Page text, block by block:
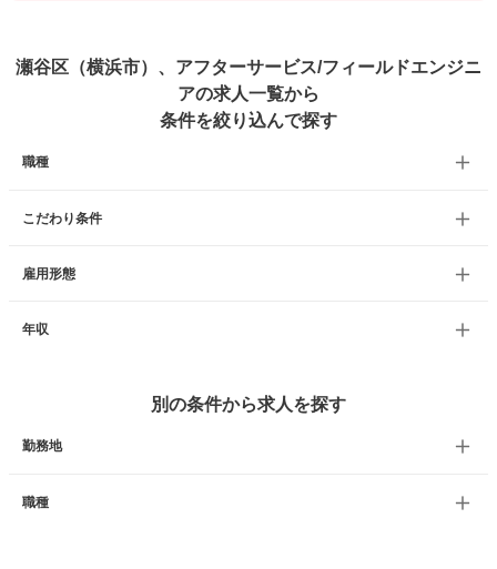
瀬谷区（横浜市）、アフターサービス/フィールドエンジニ
アの求人一覧から
条件を絞り込んで探す
職種
こだわり条件
雇用形態
年収
別の条件から求人を探す
勤務地
職種